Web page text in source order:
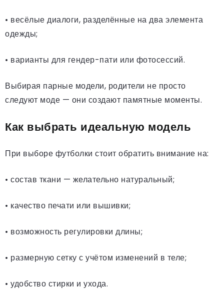
• весёлые диалоги, разделённые на два элемента
одежды;
• варианты для гендер-пати или фотосессий.
Выбирая парные модели, родители не просто
следуют моде — они создают памятные моменты.
Как выбрать идеальную модель
При выборе футболки стоит обратить внимание на:
• состав ткани — желательно натуральный;
• качество печати или вышивки;
• возможность регулировки длины;
• размерную сетку с учётом изменений в теле;
• удобство стирки и ухода.